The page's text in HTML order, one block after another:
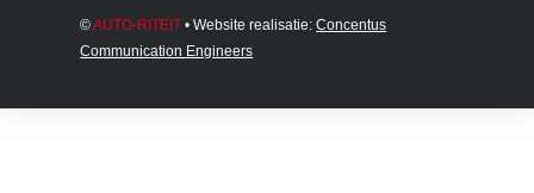
©AUTO-RITEIT • Website realisatie:Concentus
Communication Engineers